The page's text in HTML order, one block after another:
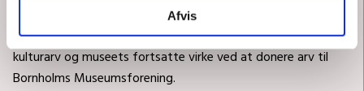
Afvis
Vi håber, at du vil hjælpe os med at bevare Bornholms
kulturarv og museets fortsatte virke ved at donere arv til
Bornholms Museumsforening.